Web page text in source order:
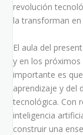
revolución
la transforman
El aula del
y en los
importante es
aprendizaje y del
tecnológica. Con
inteligencia
construir una